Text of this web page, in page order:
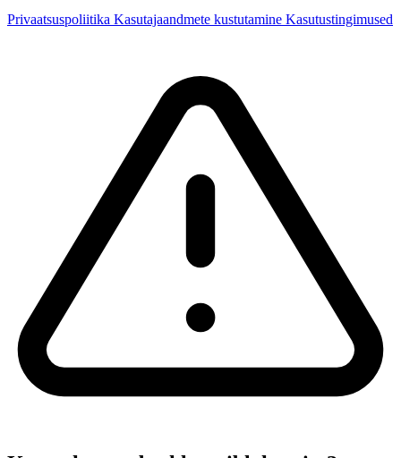
Privaatsuspoliitika Kasutajaandmete kustutamine Kasutustingimused